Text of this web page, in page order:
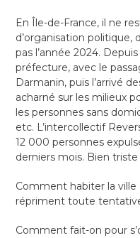
En Île-de-France, il ne
d’organisation
pas l’année 2024.
préfecture, avec le
Darmanin, puis l’arrivé
acharné sur les milieux
les personnes sans
etc. L’intercollectif
12 000 personnes
derniers mois. Bien
Comment habiter la ville
répriment toute
Comment fait-on pour